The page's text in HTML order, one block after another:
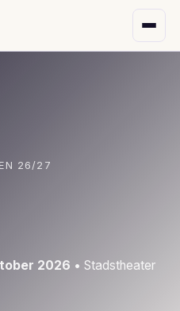
26/27
2026 • Stadstheater